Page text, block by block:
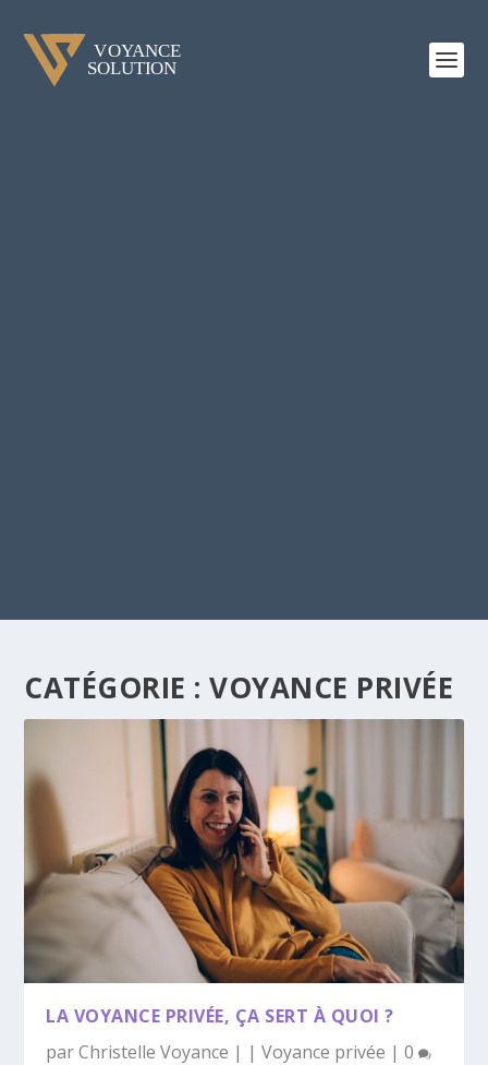
CATÉGORIE :VOYANCE PRIVÉE
LA VOYANCE PRIVÉE, ÇA SERT À QUOI ?
parChristelle Voyance | |Voyance privée |0